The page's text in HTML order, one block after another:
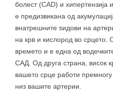
болест (CAD) и хипертензија
е предизвикана од
внатрешните ѕидови на
на крв и кислород во срцето.
времето и е една од
САД. Од друга страна, висок
вашето срце работи премногу
низ вашите артерии.